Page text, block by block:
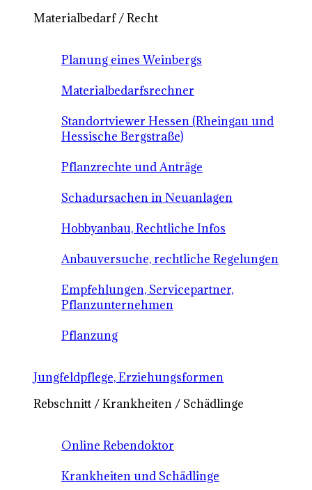
Materialbedarf / Recht
Planung eines Weinbergs
Materialbedarfsrechner
Standortviewer Hessen (Rheingau und
Hessische Bergstraße)
Pflanzrechte und Anträge
Schadursachen in Neuanlagen
Hobbyanbau, Rechtliche Infos
Anbauversuche, rechtliche Regelungen
Empfehlungen, Servicepartner,
Pflanzunternehmen
Pflanzung
Jungfeldpflege, Erziehungsformen
Rebschnitt / Krankheiten / Schädlinge
Online Rebendoktor
Krankheiten und Schädlinge